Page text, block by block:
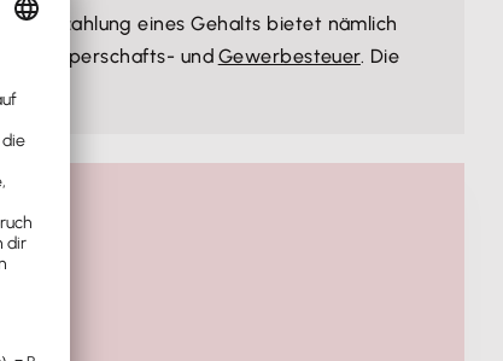
Auszahlung eines Gehalts bietet nämlich
Körperschafts- und Gewerbesteuer. Die